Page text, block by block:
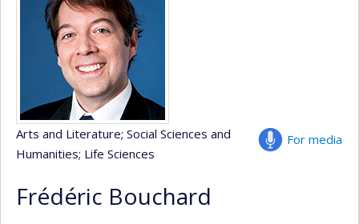
For media
Arts and Literature; Social Sciences and
Humanities; Life Sciences
Frédéric Bouchard